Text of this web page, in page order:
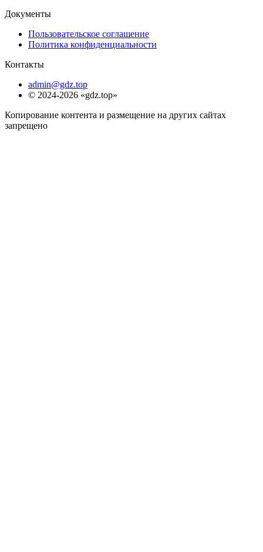
Документы
Пользовательское соглашение
Политика конфиденциальности
Контакты
admin@gdz.top
© 2024-2026 «gdz.top»
Копирование контента и размещение на других сайтах
запрещено